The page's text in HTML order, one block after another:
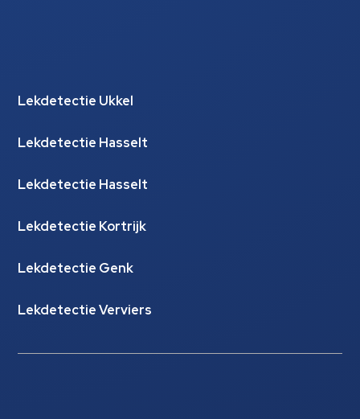
Lekdetectie Ukkel
Lekdetectie Hasselt
Lekdetectie Hasselt
Lekdetectie Kortrijk
Lekdetectie Genk
Lekdetectie Verviers